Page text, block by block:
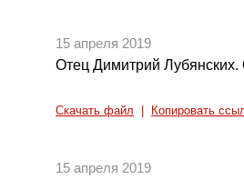
15 апреля 2019
Отец Димитрий Лубянских.
Скачать файл Копировать
15 апреля 2019